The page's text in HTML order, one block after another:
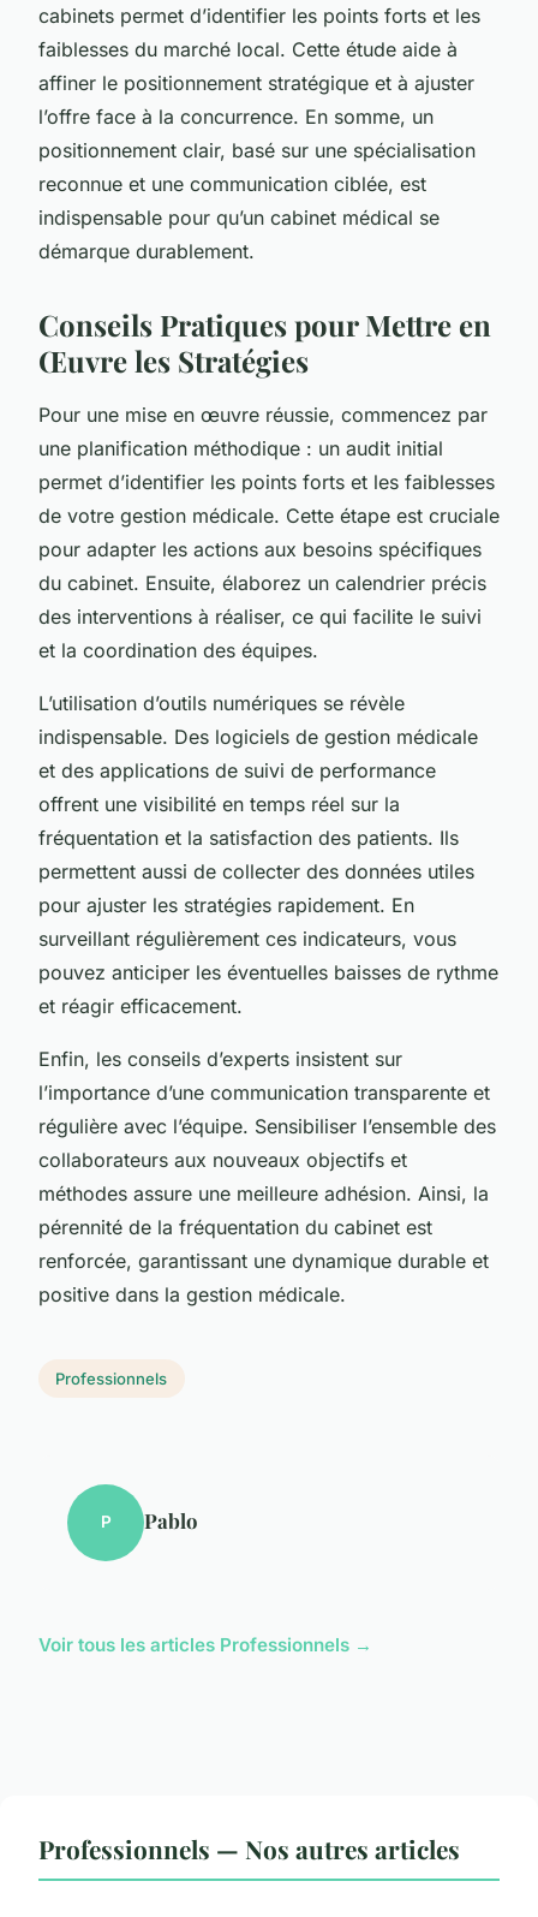
cabinets permet d’identifier les points forts et les
faiblesses du marché local. Cette étude aide à
affiner le positionnement stratégique et à ajuster
l’offre face à la concurrence. En somme, un
positionnement clair, basé sur une spécialisation
reconnue et une communication ciblée, est
indispensable pour qu’un cabinet médical se
démarque durablement.
Conseils Pratiques pour Mettre en
Œuvre les Stratégies
Pour une mise en œuvre réussie, commencez par
une planification méthodique : un audit initial
permet d’identifier les points forts et les faiblesses
de votre gestion médicale. Cette étape est cruciale
pour adapter les actions aux besoins spécifiques
du cabinet. Ensuite, élaborez un calendrier précis
des interventions à réaliser, ce qui facilite le suivi
et la coordination des équipes.
L’utilisation d’outils numériques se révèle
indispensable. Des logiciels de gestion médicale
et des applications de suivi de performance
offrent une visibilité en temps réel sur la
fréquentation et la satisfaction des patients. Ils
permettent aussi de collecter des données utiles
pour ajuster les stratégies rapidement. En
surveillant régulièrement ces indicateurs, vous
pouvez anticiper les éventuelles baisses de rythme
et réagir efficacement.
Enfin, les conseils d’experts insistent sur
l’importance d’une communication transparente et
régulière avec l’équipe. Sensibiliser l’ensemble des
collaborateurs aux nouveaux objectifs et
méthodes assure une meilleure adhésion. Ainsi, la
pérennité de la fréquentation du cabinet est
renforcée, garantissant une dynamique durable et
positive dans la gestion médicale.
Professionnels
P Pablo
Voir tous les articles Professionnels →
Professionnels — Nos autres articles